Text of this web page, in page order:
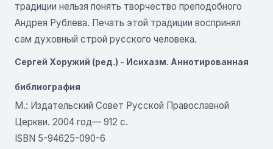
традиции нельзя понять творчество преподобного
Андрея Рублева. Печать этой традиции воспринял
сам духовный строй русского человека.
Сергей Хоружий (ред.) - Исихазм. Аннотированная
библиография
М.: Издательский Совет Русской Православной
Церкви. 2004 год— 912 с.
ISBN 5-94625-090-6